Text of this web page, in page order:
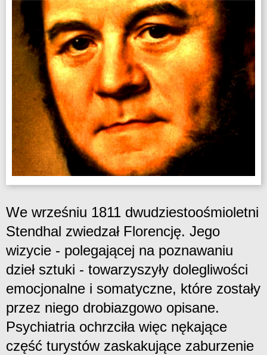
We wrześniu 1811 dwudziestoośmioletni
Stendhal zwiedzał Florencję. Jego
wizycie - polegającej na poznawaniu
dzieł sztuki - towarzyszyły dolegliwości
emocjonalne i somatyczne, które zostały
przez niego drobiazgowo opisane.
Psychiatria ochrzciła więc nękające
część turystów zaskakujące zaburzenie